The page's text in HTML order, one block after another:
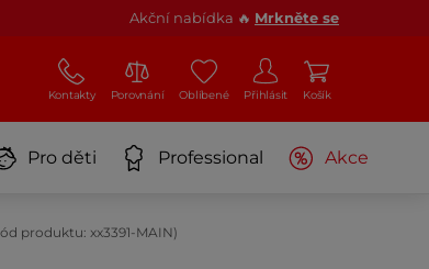
Akční nabídka 🔥 Mrkněte se
Kontakty Porovnání Oblíbené Přihlásit Košík
Pro děti Professional Akce
produktu: xx3391-MAIN)